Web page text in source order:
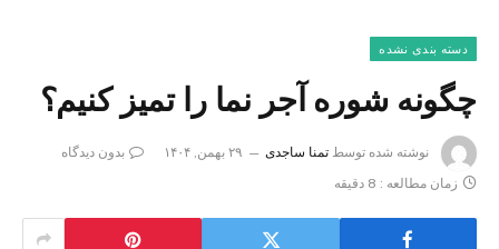
دسته بندی نشده
چگونه شوره آجر نما را تمیز کنیم؟
نوشته شده توسط تمنا ساجدی ۲۹ بهمن, ۱۴۰۴
بدون دیدگاه
زمان مطالعه : 8 دقیقه